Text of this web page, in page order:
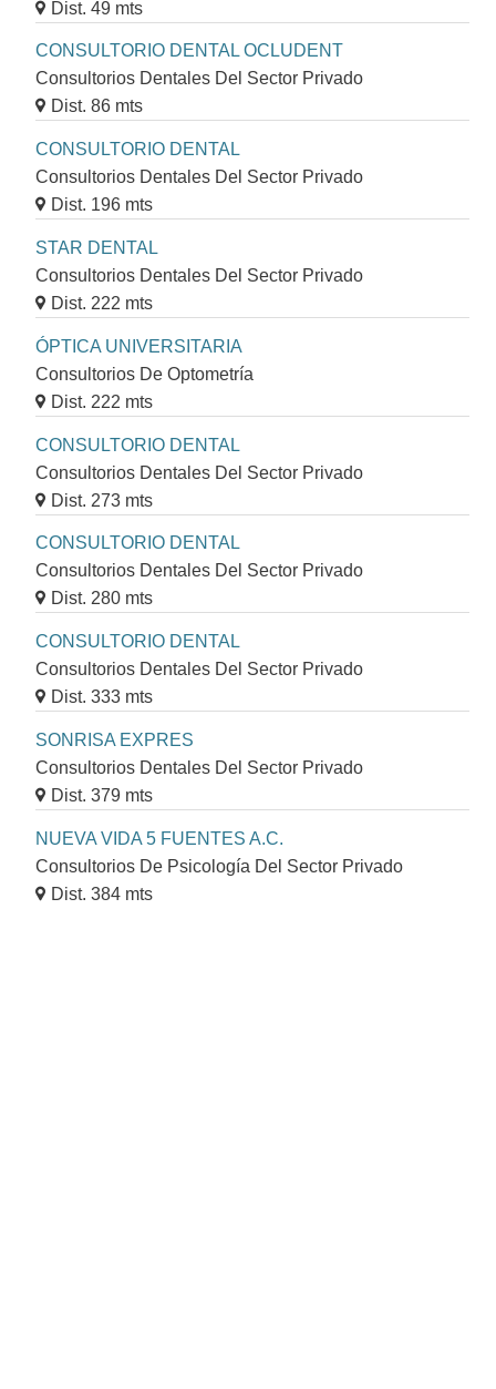
Dist. 49 mts
CONSULTORIO DENTAL OCLUDENT
Consultorios Dentales Del Sector Privado
Dist. 86 mts
CONSULTORIO DENTAL
Consultorios Dentales Del Sector Privado
Dist. 196 mts
STAR DENTAL
Consultorios Dentales Del Sector Privado
Dist. 222 mts
ÓPTICA UNIVERSITARIA
Consultorios De Optometría
Dist. 222 mts
CONSULTORIO DENTAL
Consultorios Dentales Del Sector Privado
Dist. 273 mts
CONSULTORIO DENTAL
Consultorios Dentales Del Sector Privado
Dist. 280 mts
CONSULTORIO DENTAL
Consultorios Dentales Del Sector Privado
Dist. 333 mts
SONRISA EXPRES
Consultorios Dentales Del Sector Privado
Dist. 379 mts
NUEVA VIDA 5 FUENTES A.C.
Consultorios De Psicología Del Sector Privado
Dist. 384 mts